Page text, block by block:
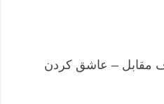
مقابل – عاشق کردن